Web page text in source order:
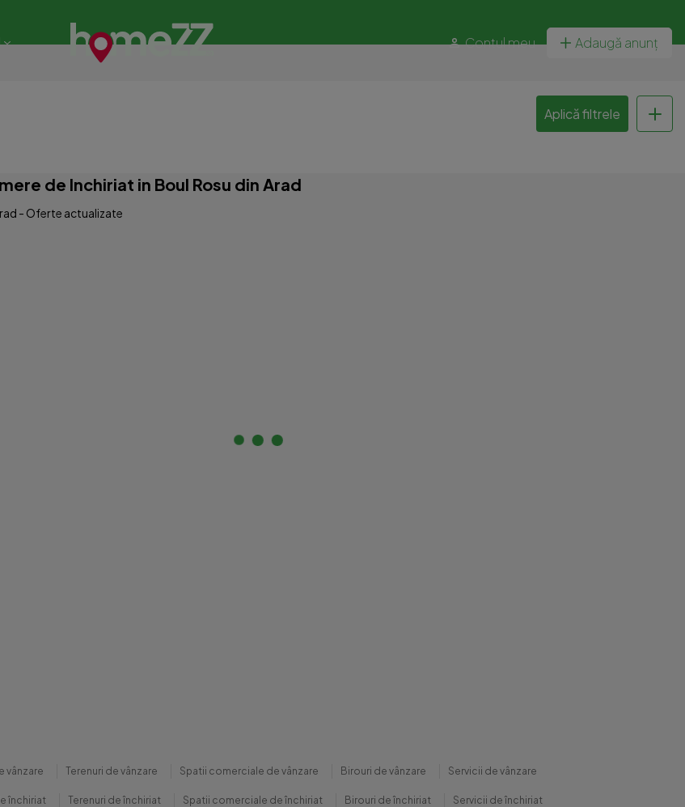
Contul meu Adaugă anunț
Aplică filtrele
de Inchiriat in Boul Rosu din Arad
- Oferte actualizate
vânzare Terenuri de vânzare Spatii comerciale de vânzare Birouri de vânzare Servicii de vânzare
închiriat Terenuri de închiriat Spatii comerciale de închiriat Birouri de închiriat Servicii de închiriat